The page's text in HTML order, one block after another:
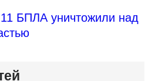
БПЛА уничтожили над